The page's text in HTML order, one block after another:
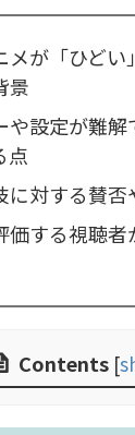
メが「ひどい
景
や設定が難
点
に対する賛否
価する視聴者
Contents [